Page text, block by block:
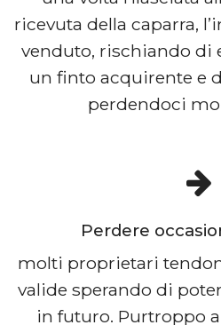
ricevuta della caparra,
venduto, rischiando di
un finto acquirente e
perdendoci
Perdere
molti proprietari
valide sperando di
in futuro. Purtroppo